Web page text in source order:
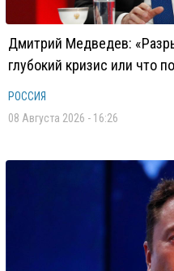
Дмитрий Медведев:
глубокий кризис или что
РОССИЯ
08 Августа 2026 - 16:26